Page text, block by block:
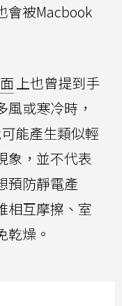
會被Macbook
上也曾提到手
或寒冷時，
能產生類似輕
象，並不代表
預防靜電產
相互摩擦、室
乾燥。